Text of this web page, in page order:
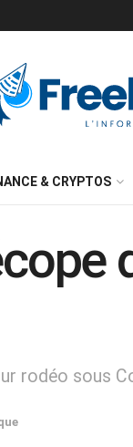
& CRYPTOS
rodéo sous